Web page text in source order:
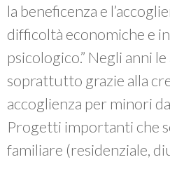
la beneficenza e
difficoltà economiche e
psicologico.” Negli anni
soprattutto grazie alla
accoglienza per minori
Progetti importanti che
familiare (residenziale,